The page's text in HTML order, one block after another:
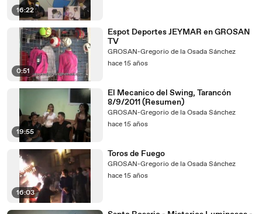
16:22
0:51
Espot Deportes JEYMAR en GROSAN
TV
GROSAN-Gregorio de la Osada Sánchez
hace 15 años
19:55
El Mecanico del Swing, Tarancón
8/9/2011 (Resumen)
GROSAN-Gregorio de la Osada Sánchez
hace 15 años
16:03
Toros de Fuego
GROSAN-Gregorio de la Osada Sánchez
hace 15 años